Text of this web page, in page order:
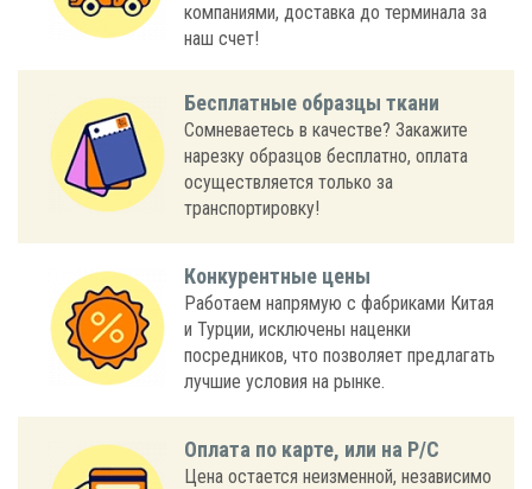
компаниями, доставка до терминала за
наш счет!
Бесплатные образцы ткани
Сомневаетесь в качестве? Закажите
нарезку образцов бесплатно, оплата
осуществляется только за
транспортировку!
Конкурентные цены
Работаем напрямую с фабриками Китая
и Турции, исключены наценки
посредников, что позволяет предлагать
лучшие условия на рынке.
Оплата по карте, или на Р/С
Цена остается неизменной, независимо